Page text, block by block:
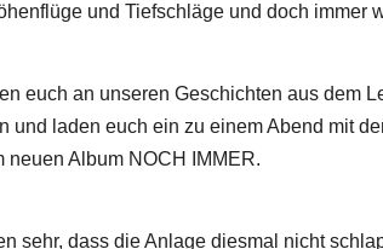
und Tiefschläge und doch immer
euch an unseren Geschichten aus dem
und laden euch ein zu einem Abend mit
neuen Album NOCH IMMER.
sehr, dass die Anlage diesmal nicht